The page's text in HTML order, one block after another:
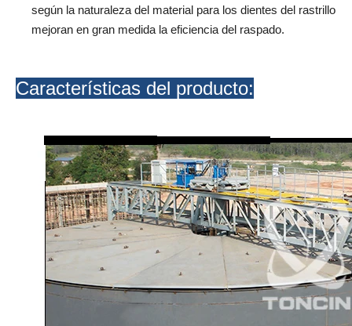
según la naturaleza del material para los dientes del rastrillo
mejoran en gran medida la eficiencia del raspado.
Características del producto: